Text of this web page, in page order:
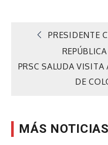
de
PRESIDENTE
PRSC SALUDA VISITA
DE
MÁS NOTICIAS